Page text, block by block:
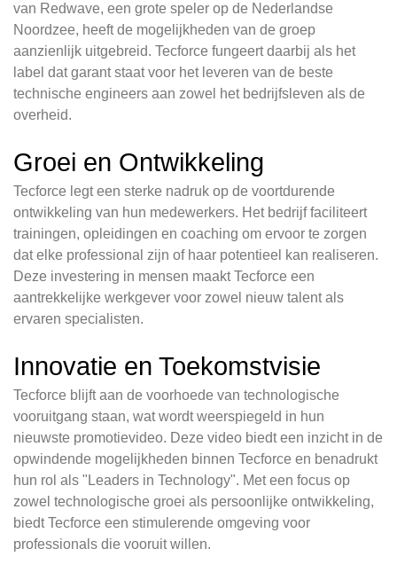
van Redwave, een grote speler op de Nederlandse
Noordzee, heeft de mogelijkheden van de groep
aanzienlijk uitgebreid. Tecforce fungeert daarbij als het
label dat garant staat voor het leveren van de beste
technische engineers aan zowel het bedrijfsleven als de
overheid.
Groei en Ontwikkeling
Tecforce legt een sterke nadruk op de voortdurende
ontwikkeling van hun medewerkers. Het bedrijf faciliteert
trainingen, opleidingen en coaching om ervoor te zorgen
dat elke professional zijn of haar potentieel kan realiseren.
Deze investering in mensen maakt Tecforce een
aantrekkelijke werkgever voor zowel nieuw talent als
ervaren specialisten.
Innovatie en Toekomstvisie
Tecforce blijft aan de voorhoede van technologische
vooruitgang staan, wat wordt weerspiegeld in hun
nieuwste promotievideo. Deze video biedt een inzicht in de
opwindende mogelijkheden binnen Tecforce en benadrukt
hun rol als "Leaders in Technology". Met een focus op
zowel technologische groei als persoonlijke ontwikkeling,
biedt Tecforce een stimulerende omgeving voor
professionals die vooruit willen.